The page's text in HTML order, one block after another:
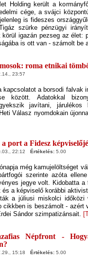
Holding került a
cége, a svájci
is fideszes
szürke pénzügyi
igazán pezseg az élet:
is ott van - számolt be
roma etnikai
23:57
kapcsolatot a borsodi falvak
között. Adatokkal
javítani,
Válasz nyomdokain
a port a Fidesz
22:12 Értékelés:5.00
még kamujelöltséget
szerinte azóta
jegye volt. Kidobatta
és a képviselő korábbi
a júliusi miskolci
cikkben is beszámolt -
Sándor szimpatizánsait.
Népfront -
15:18 Értékelés:5.00